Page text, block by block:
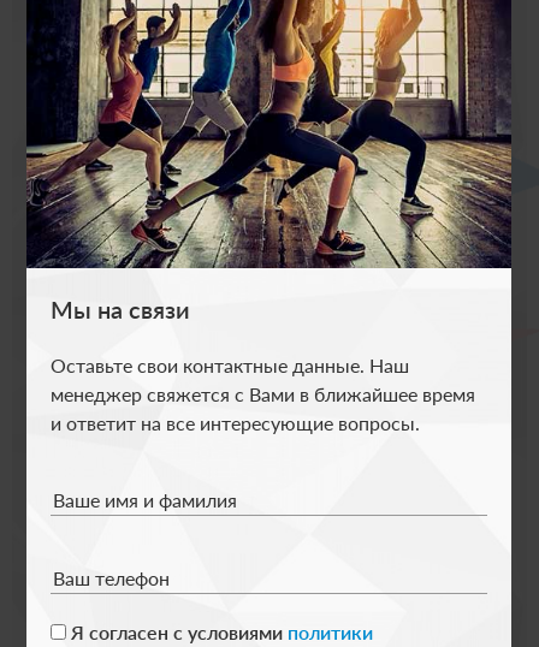
ОБРАТНЫЙ ЗВОНОК
Оставьте свои контакты, и мы
перезвоним, чтобы ответить на все
вопросы
В клубную карту включены сразу все фитнес-
услуги: тренажерный зал, бассейн и
клуба и выберите свою!
Ваше имя и фамилия
Я согласен с условиямиполитики
Мы на связи
Оставьте свои контактные данные. Наш
менеджер свяжется с Вами в ближайшее время
и ответит на все интересующие вопросы.
Ваше имя и фамилия
Ваш телефон
Я согласен с условиями политики